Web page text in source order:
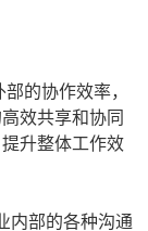
的协作效率，
效共享和协同
升整体工作效
内部的各种沟通